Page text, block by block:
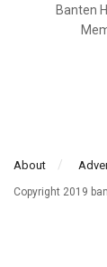
Banten
About
Copyright 2019